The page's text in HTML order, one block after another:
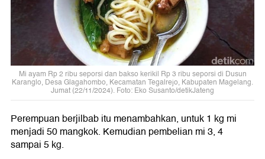
Mi ayam Rp 2 ribu seporsi dan bakso kerikil Rp 3 ribu seporsi di Dusun
Karanglo, Desa Glagahombo, Kecamatan Tegalrejo, Kabupaten Magelang.
Jumat (22/11/2024). Foto: Eko Susanto/detikJateng
Perempuan berjilbab itu menambahkan, untuk 1 kg mi
menjadi 50 mangkok. Kemudian pembelian mi 3, 4
sampai 5 kg.